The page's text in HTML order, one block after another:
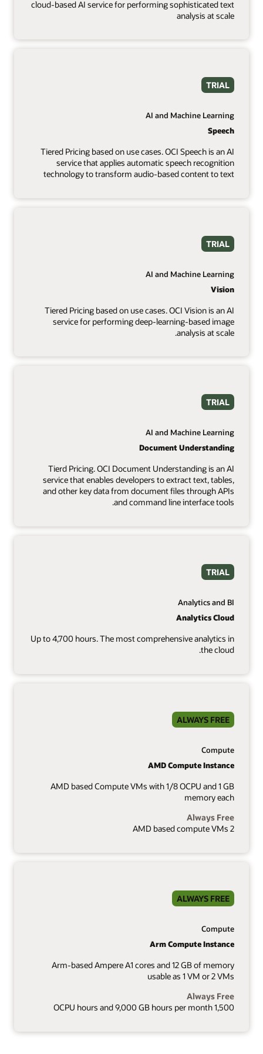
cloud-based AI service for performing sophisticated text
analysis at scale
TRIAL
AI and Machine Learning
Speech
Tiered Pricing based on use cases. OCI Speech is an AI
service that applies automatic speech recognition
technology to transform audio-based content to text
TRIAL
AI and Machine Learning
Vision
Tiered Pricing based on use cases. OCI Vision is an AI
service for performing deep-learning-based image
analysis at scale.
TRIAL
AI and Machine Learning
Document Understanding
Tierd Pricing. OCI Document Understanding is an AI
service that enables developers to extract text, tables,
and other key data from document files through APIs
and command line interface tools.
TRIAL
Analytics and BI
Analytics Cloud
Up to 4,700 hours. The most comprehensive analytics in
the cloud.
ALWAYS FREE
Compute
AMD Compute Instance
AMD based Compute VMs with 1/8 OCPU and 1 GB
memory each
Always Free
2 AMD based compute VMs
ALWAYS FREE
Compute
Arm Compute Instance
Arm-based Ampere A1 cores and 12 GB of memory
usable as 1 VM or 2 VMs
Always Free
1,500 OCPU hours and 9,000 GB hours per month